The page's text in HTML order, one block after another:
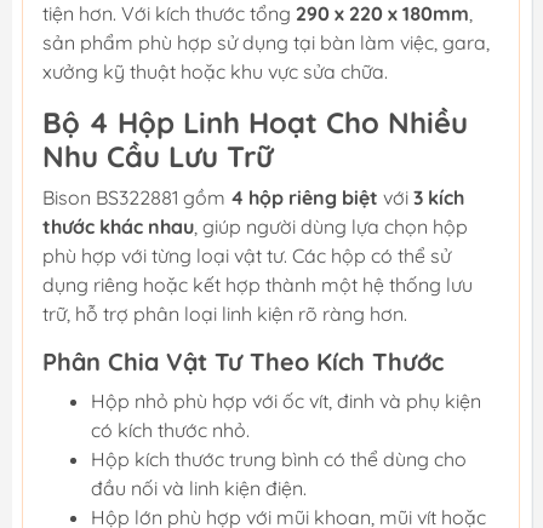
tiện hơn. Với kích thước tổng 290 x 220 x 180mm,
sản phẩm phù hợp sử dụng tại bàn làm việc, gara,
xưởng kỹ thuật hoặc khu vực sửa chữa.
Bộ 4 Hộp Linh Hoạt Cho Nhiều
Nhu Cầu Lưu Trữ
Bison BS322881 gồm 4 hộp riêng biệt với 3 kích
thước khác nhau, giúp người dùng lựa chọn hộp
phù hợp với từng loại vật tư. Các hộp có thể sử
dụng riêng hoặc kết hợp thành một hệ thống lưu
trữ, hỗ trợ phân loại linh kiện rõ ràng hơn.
Phân Chia Vật Tư Theo Kích Thước
Hộp nhỏ phù hợp với ốc vít, đinh và phụ kiện
có kích thước nhỏ.
Hộp kích thước trung bình có thể dùng cho
đầu nối và linh kiện điện.
Hộp lớn phù hợp với mũi khoan, mũi vít hoặc